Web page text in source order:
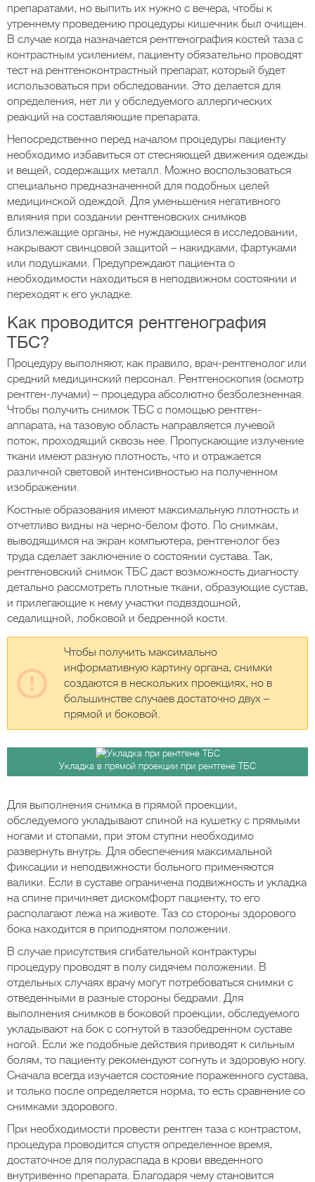
препаратами, но выпить их нужно с вечера, чтобы к
утреннему проведению процедуры кишечник был очищен.
В случае когда назначается рентгенография костей таза с
контрастным усилением, пациенту обязательно проводят
тест на рентгеноконтрастный препарат, который будет
использоваться при обследовании. Это делается для
определения, нет ли у обследуемого аллергических
реакций на составляющие препарата.
Непосредственно перед началом процедуры пациенту
необходимо избавиться от стесняющей движения одежды
и вещей, содержащих металл. Можно воспользоваться
специально предназначенной для подобных целей
медицинской одеждой. Для уменьшения негативного
влияния при создании рентгеновских снимков
близлежащие органы, не нуждающиеся в исследовании,
накрывают свинцовой защитой – накидками, фартуками
или подушками. Предупреждают пациента о
необходимости находиться в неподвижном состоянии и
переходят к его укладке.
Как проводится рентгенография
ТБС?
Процедуру выполняют, как правило, врач-рентгенолог или
средний медицинский персонал. Рентгеноскопия (осмотр
рентген-лучами) – процедура абсолютно безболезненная.
Чтобы получить снимок ТБС с помощью рентген-
аппарата, на тазовую область направляется лучевой
поток, проходящий сквозь нее. Пропускающие излучение
ткани имеют разную плотность, что и отражается
различной световой интенсивностью на полученном
изображении.
Костные образования имеют максимальную плотность и
отчетливо видны на черно-белом фото. По снимкам,
выводящимся на экран компьютера, рентгенолог без
труда сделает заключение о состоянии сустава. Так,
рентгеновский снимок ТБС даст возможность диагносту
детально рассмотреть плотные ткани, образующие сустав,
и прилегающие к нему участки подвздошной,
седалищной, лобковой и бедренной кости.
Чтобы получить максимально
информативную картину органа, снимки
создаются в нескольких проекциях, но в
большинстве случаев достаточно двух –
прямой и боковой.
Укладка в прямой проекции при рентгене ТБС
Для выполнения снимка в прямой проекции,
обследуемого укладывают спиной на кушетку с прямыми
ногами и стопами, при этом ступни необходимо
развернуть внутрь. Для обеспечения максимальной
фиксации и неподвижности больного применяются
валики. Если в суставе ограничена подвижность и укладка
на спине причиняет дискомфорт пациенту, то его
располагают лежа на животе. Таз со стороны здорового
бока находится в приподнятом положении.
В случае присутствия сгибательной контрактуры
процедуру проводят в полу сидячем положении. В
отдельных случаях врачу могут потребоваться снимки с
отведенными в разные стороны бедрами. Для
выполнения снимков в боковой проекции, обследуемого
укладывают на бок с согнутой в тазобедренном суставе
ногой. Если же подобные действия приводят к сильным
болям, то пациенту рекомендуют согнуть и здоровую ногу.
Сначала всегда изучается состояние пораженного сустава,
и только после определяется норма, то есть сравнение со
снимками здорового.
При необходимости провести рентген таза с контрастом,
процедура проводится спустя определенное время,
достаточное для полураспада в крови введенного
внутривенно препарата. Благодаря чему становится